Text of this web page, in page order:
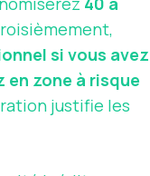
si vous avez
zone à risque
justifie les